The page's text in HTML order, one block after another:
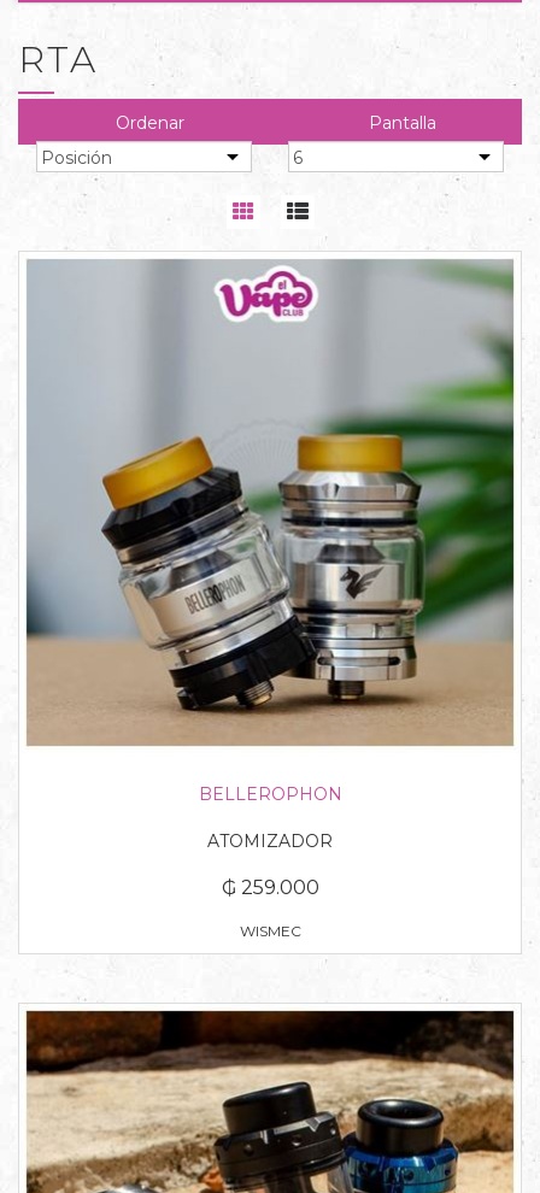
RTA
Ordenar Pantalla
BELLEROPHON
ATOMIZADOR
₲ 259.000
WISMEC